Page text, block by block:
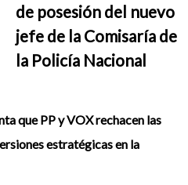
de posesión del nuevo
jefe de la Comisaría de
la Policía Nacional
que PP y VOX rechacen las
estratégicas en la